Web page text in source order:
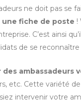
ne doit pas se
une fiche de poste !
C’est ainsi
de se
des ambassadeurs
etc. Cette variété
intervenir votre